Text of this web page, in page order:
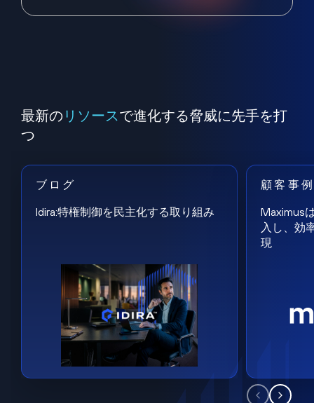
最新の リソースで進化する脅威に先手を打
つ
ブログ
Idira:特権制御を民主化する取り組み
顧客事
Maximus
入し、効
現